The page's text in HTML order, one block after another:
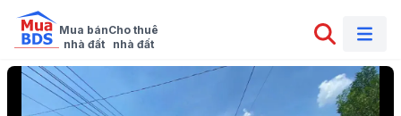
Mua bán
nhà đất
Cho thuê
nhà đất